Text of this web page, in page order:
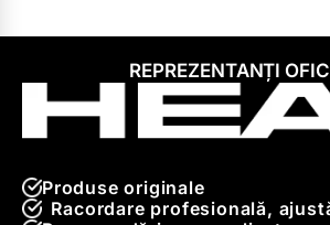
REPREZENTANȚI
Produse originale
Racordare profesională,